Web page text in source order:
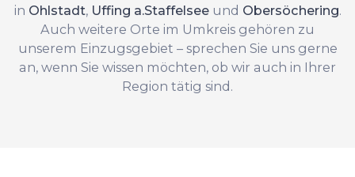
in Ohlstadt, Uffing a.Staffelseeund Obersöchering.
Auch weitere Orte im Umkreis gehören zu
unserem Einzugsgebiet – sprechen Sie uns gerne
an, wenn Sie wissen möchten, ob wir auch in Ihrer
Region tätig sind.